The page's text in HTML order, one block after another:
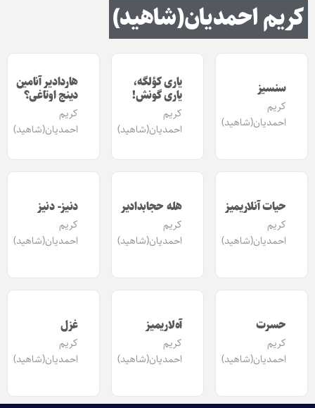
کریم احمدیان(شاهید)
سنسیز
کریم
احمدیان(شاهید)
یاری کؤلگه،
یاری گونش!
کریم
احمدیان(شاهید)
هاردادیر آنامین
دینج اوتاغی؟
کریم
احمدیان(شاهید)
حیات آنلاریمیز
کریم
احمدیان(شاهید)
هله حجابدادیر
کریم
احمدیان(شاهید)
دنیز- دنیز
کریم
احمدیان(شاهید)
حسرت
کریم
احمدیان(شاهید)
آه‌لاریمیز
کریم
احمدیان(شاهید)
غزل
کریم
احمدیان(شاهید)